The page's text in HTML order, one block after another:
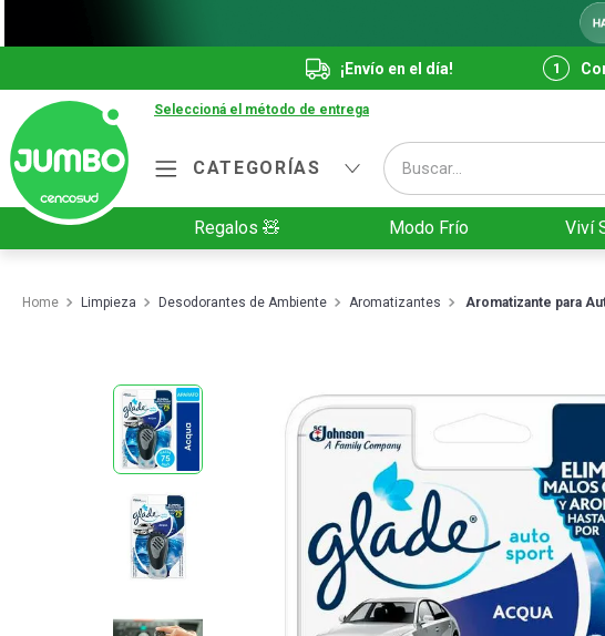
¡Envío en el día!
Seleccioná el método de entrega
CATEGORÍAS
Buscar...
Regalos 🧸 Modo Frío Viví
Limpieza Desodorantes de Ambiente Aromatizantes Aromatizante para
Términos más buscados
2.
Cafe
5 .
Cerveza
Juguetes
Yerba
Fideos
Carne
Aceite